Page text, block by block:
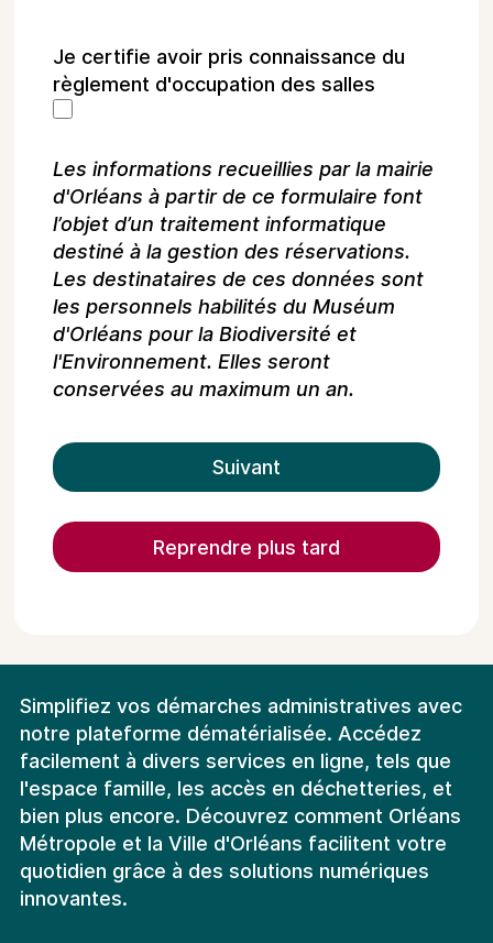
Je certifie avoir pris connaissance du
règlement d'occupation des salles
Les informations recueillies par la mairie
d'Orléans à partir de ce formulaire font
l’objet d’un traitement informatique
destiné à la gestion des réservations.
Les destinataires de ces données sont
les personnels habilités du Muséum
d'Orléans pour la Biodiversité et
l'Environnement. Elles seront
conservées au maximum un an.
Suivant
Reprendre plus tard
Simplifiez vos démarches administratives avec
notre plateforme dématérialisée. Accédez
facilement à divers services en ligne, tels que
l'espace famille, les accès en déchetteries, et
bien plus encore. Découvrez comment Orléans
Métropole et la Ville d'Orléans facilitent votre
quotidien grâce à des solutions numériques
innovantes.